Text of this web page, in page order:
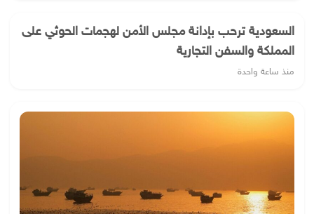
السعودية ترحب بإدانة مجلس الأمن لهجمات الحوثي على
المملكة والسفن التجارية
منذ ساعة واحدة